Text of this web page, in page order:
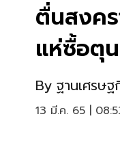
ตื่นสงค
แห่ซื้อตุน
By ฐานเศรษ
13 มี.ค. 65 |